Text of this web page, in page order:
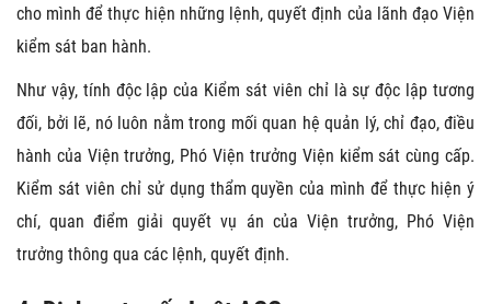
cho mình để thực hiện những lệnh, quyết định của lãnh đạo Viện
kiểm sát ban hành.
Như vậy, tính độc lập của Kiểm sát viên chỉ là sự độc lập tương
đối, bởi lẽ, nó luôn nằm trong mối quan hệ quản lý, chỉ đạo, điều
hành của Viện trưởng, Phó Viện trưởng Viện kiểm sát cùng cấp.
Kiểm sát viên chỉ sử dụng thẩm quyền của mình để thực hiện ý
chí, quan điểm giải quyết vụ án của Viện trưởng, Phó Viện
trưởng thông qua các lệnh, quyết định.